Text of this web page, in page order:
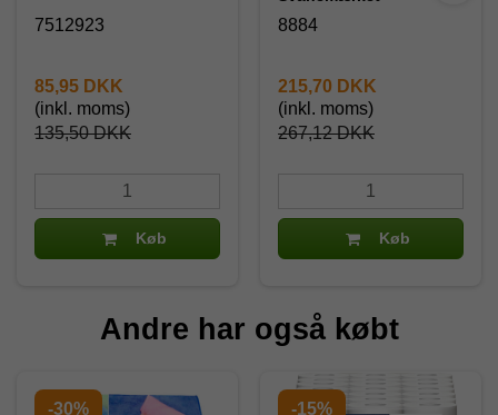
7512923
135,50 DKK
85,95 DKK
(inkl. moms)
Køb
8884
267,12 DKK
215,70 DKK
(inkl. moms)
Køb
Andre har også købt
-30% -15%